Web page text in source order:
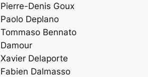
Pierre-Denis Goux
Paolo Deplano
Tommaso Bennato
Damour
Xavier Delaporte
Fabien Dalmasso